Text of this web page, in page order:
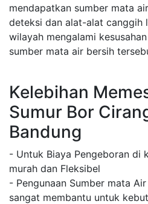
mendapatkan sumber mata
deteksi dan alat-alat canggih
wilayah mengalami
sumber mata air bersih
Kelebihan
Sumur Bor
Bandung
- Untuk Biaya Pengeboran di
murah dan Fleksibel
- Pengunaan Sumber mata
sangat membantu untuk